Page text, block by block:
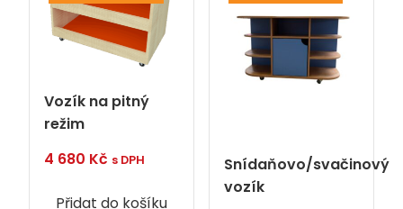
Vozík na pitný
režim
4 680 Kč s DPH
Přidat do košíku
Snídaňovo/svačinový
vozík